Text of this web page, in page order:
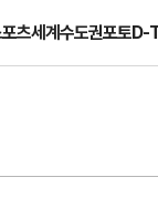
츠세계수도권포토D-